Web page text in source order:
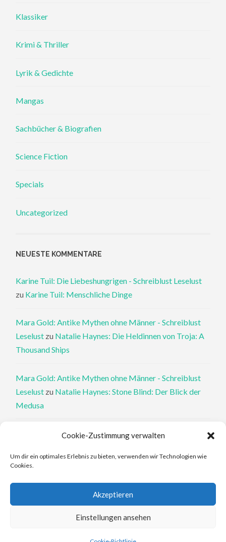
Cookie-Zustimmung verwalten
Um dir ein optimales Erlebnis zu bieten, verwenden wir Technologien wie
Cookies.
Akzeptieren
Einstellungen ansehen
Klassiker
Krimi & Thriller
Lyrik & Gedichte
Mangas
Sachbücher & Biografien
Science Fiction
Specials
Uncategorized
NEUESTE KOMMENTARE
Karine Tuil: Die Liebeshungrigen - Schreiblust Leselust
zu Karine Tuil: Menschliche Dinge
Mara Gold: Antike Mythen ohne Männer - Schreiblust
Leselust zu Natalie Haynes: Die Heldinnen von Troja: A
Thousand Ships
Mara Gold: Antike Mythen ohne Männer - Schreiblust
Leselust zu Natalie Haynes: Stone Blind: Der Blick der
Medusa
Philippa Perry: Die Therapeutin und ihre Mörder: Dr. Pat
Philippa Perry: Das Buch, von dem du dir wünschst, deine
Elena Ferrante: An den Rändern - Schreiblust Leselust
Elena Ferrante: Die Geschichte des verlorenen Kindes